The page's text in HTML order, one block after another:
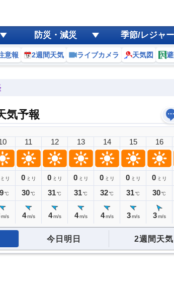
防災・減災 季節/レジャー
意報 2週間天気 ライブカメラ 天気図
気予報
ミリ
℃
m/s
11
0 ミリ
30℃
4 m/s
12
0 ミリ
31℃
4 m/s
13
0 ミリ
31℃
4 m/s
14
0 ミリ
32℃
4 m/s
15
0 ミリ
31℃
3 m/s
16
0 ミリ
30℃
3 m/s
今日明日 2週間天気